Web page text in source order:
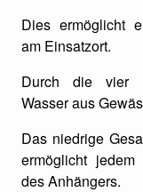
Dies ermöglicht
am Einsatzort.
Durch die vier
Wasser aus
Das niedrige
ermöglicht jedem
des Anhängers.